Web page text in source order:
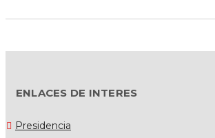
ENLACES DE INTERES
Presidencia